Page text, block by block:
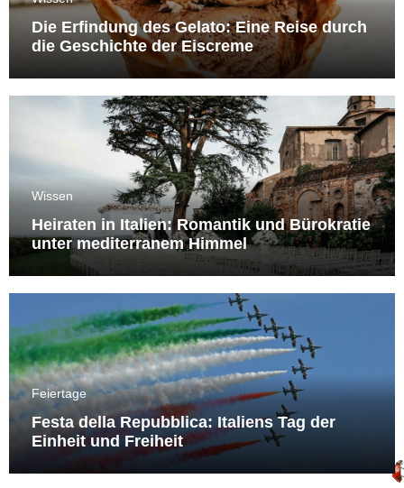
Die Erfindung des Gelato: Eine Reise durch
die Geschichte der Eiscreme
Wissen
Heiraten in Italien: Romantik und Bürokratie
unter mediterranem Himmel
Feiertage
Festa della Repubblica: Italiens Tag der
Einheit und Freiheit